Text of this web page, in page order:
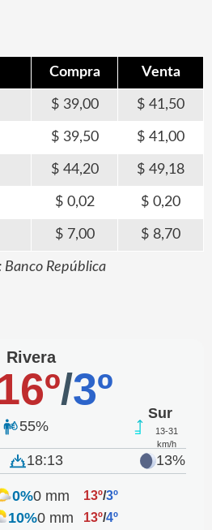
Compra Venta
39,00 41,50
39,50 41,00
44,20 49,18
0,02 0,20
7,00 8,70
Banco República
Rivera
/3º
55%
Sur
13-31
km/h
18:13 13%
0%0 mm 13º/3º
10%0 mm 13º/4º